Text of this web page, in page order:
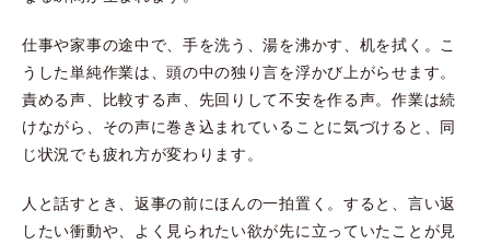
仕事や家事の途中で、手を洗う、湯を沸かす、机を拭く。こ
うした単純作業は、頭の中の独り言を浮かび上がらせます。
責める声、比較する声、先回りして不安を作る声。作業は続
けながら、その声に巻き込まれていることに気づけると、同
じ状況でも疲れ方が変わります。
人と話すとき、返事の前にほんの一拍置く。すると、言い返
したい衝動や、よく見られたい欲が先に立っていたことが見